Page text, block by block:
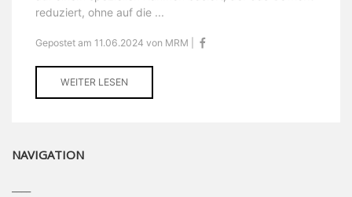
reduziert, ohne auf die ...
Gepostet am 11.06.2024 von MRM |
WEITER LESEN
NAVIGATION